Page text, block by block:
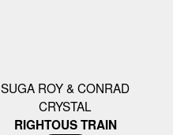
SUGA ROY & CONRAD
CRYSTAL
RIGHTOUS TRAIN